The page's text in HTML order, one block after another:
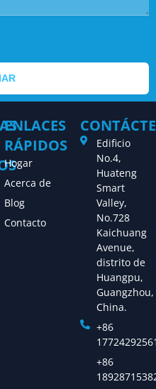
ENLACES
RÁPIDOS
Hogar
Acerca de
Blog
Contacto
Edificio
No.4,
Huateng
Smart
Valley,
No.728
Kaichuang
Avenue,
distrito de
Huangpu,
Guangzhou,
China.
+86
+86